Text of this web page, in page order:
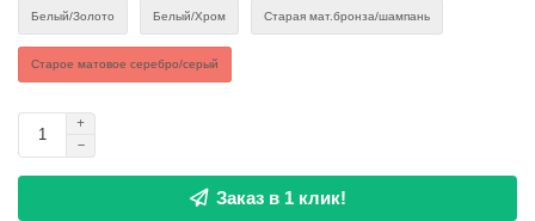
Белый/Золото Белый/Хром Старая мат.бронза/шампань
Старое матовое серебро/серый
Заказ в 1 клик!